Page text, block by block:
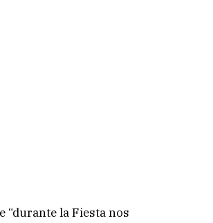
“durante la Fiesta nos